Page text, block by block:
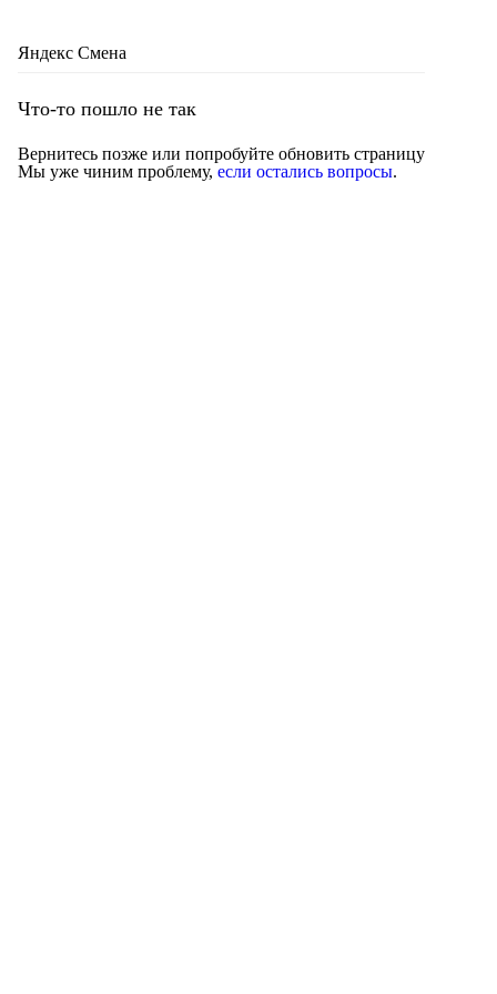
Яндекс Смена
Что-то пошло не так
Вернитесь позже или попробуйте обновить страницу
Мы уже чиним проблему, если остались вопросы.